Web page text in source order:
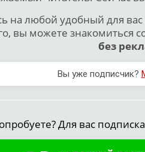
на любой удобный для вас
вы можете знакомиться
без
Вы уже подписчик?
Для вас